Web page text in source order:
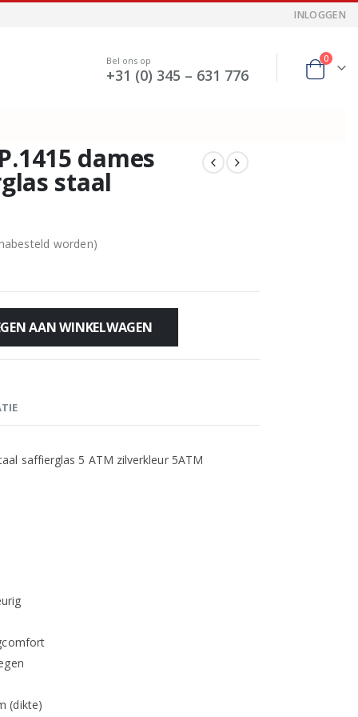
INLOGGEN
Bel ons op
+31 (0) 345 – 631 776
0
dames
staal
worden)
AAN WINKELWAGEN
saffierglas 5 ATM zilverkleur 5ATM
(dikte)